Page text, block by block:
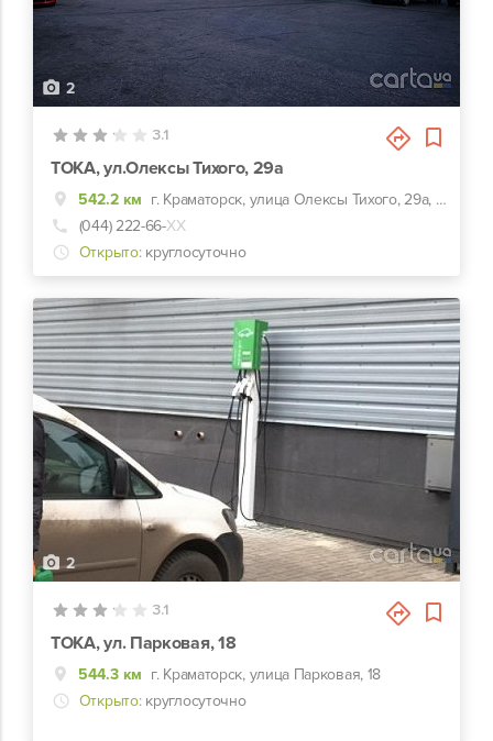
2
3.1
TOKA, ул.Олексы Тихого, 29а
542.2 км
г. Краматорск, улица Олексы Тихого, 29а, АЗС Парралель
(044) 222-66-ХХ
Открыто: круглосуточно
2
3.1
TOKA, ул. Парковая, 18
544.3 км г. Краматорск, улица Парковая, 18
Открыто: круглосуточно